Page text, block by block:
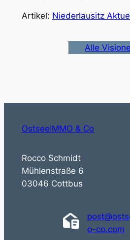
Artikel: Niederlausitz
Alle
OstseeIMMO & Co
Rocco Schmidt
Mühlenstraße 6
03046 Cottbus
o-co.com